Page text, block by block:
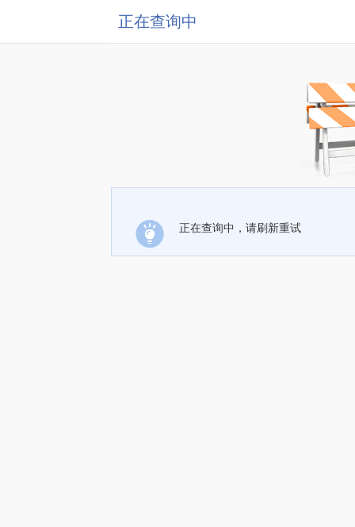
正在查询中
正在查询中，请刷新重试